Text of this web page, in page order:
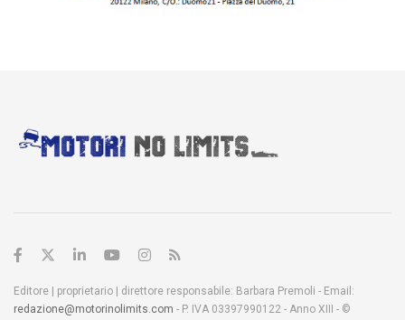
Editore | proprietario | direttore responsabile: Barbara Premoli - Email:
redazione@motorinolimits.com - P. IVA 03397990122 - Anno XIII - ©